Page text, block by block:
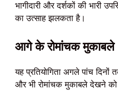
भागीदारी और दर्शकों की भारी
का उत्साह झलकता है।
आगे के रोमांचक मुकाबले
यह प्रतियोगिता अगले पांच
और भी रोमांचक मुकाबले देखने को